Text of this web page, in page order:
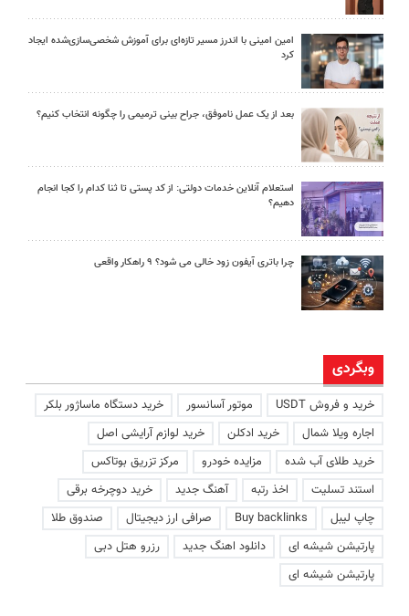
امین امینی با اندرز مسیر تازه‌ای برای آموزش شخصی‌سازی‌شده ایجاد
کرد
بعد از یک عمل ناموفق، جراح بینی ترمیمی را چگونه انتخاب کنیم؟
استعلام آنلاین خدمات دولتی: از کد پستی تا ثنا کدام را کجا انجام
دهیم؟
چرا باتری آیفون زود خالی می شود؟ ۹ راهکار واقعی
وبگردی
خرید و فروش USDT موتور آسانسور
خرید دستگاه ماساژور بلکر
اجاره ویلا شمال
خرید ادکلن
خرید لوازم آرایشی اصل
خرید طلای آب شده
مزایده خودرو
مرکز تزریق بوتاکس
استند تسلیت
اخذ رتبه آهنگ جدید
خرید دوچرخه برقی
چاپ لیبل
Buy backlinks صرافی ارز دیجیتال
صندوق طلا
پارتیشن شیشه ای
دانلود اهنگ جدید
رزرو هتل دبی
پارتیشن شیشه ای